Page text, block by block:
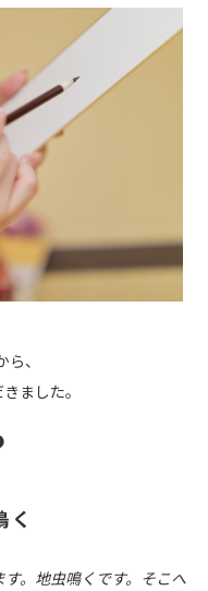
、
ました。
く
。地虫鳴くです。そこへ